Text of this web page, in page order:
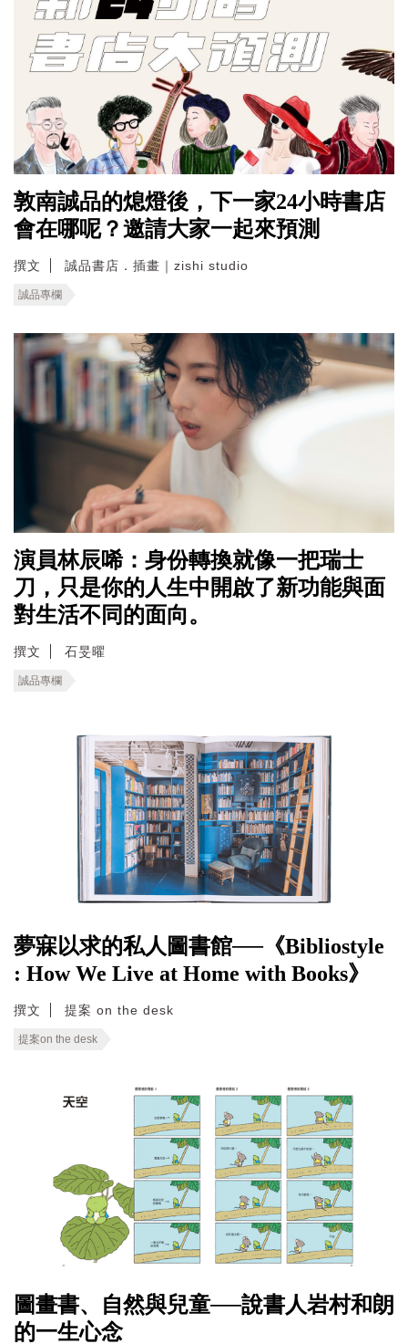
敦南誠品的熄燈後，下一家24小時書店
會在哪呢？邀請大家一起來預測
撰文 誠品書店．插畫｜zishi studio
誠品專欄
演員林辰唏：身份轉換就像一把瑞士
刀，只是你的人生中開啟了新功能與面
對生活不同的面向。
撰文 石旻曜
誠品專欄
夢寐以求的私人圖書館──《Bibliostyle
: How We Live at Home with Books》
撰文 提案 on the desk
提案on the desk
圖畫書、自然與兒童──說書人岩村和朗
的一生心念